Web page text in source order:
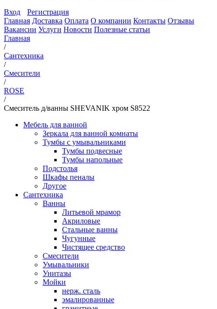
Вход
Регистрация
Главная Доставка Оплата О компании Контакты Отзывы
Вакансии Услуги Новости Полезные статьи
Главная
/
Сантехника
/
Смесители
/
ROSE
/
Смеситель д/ванны SHEVANIK хром S8522
Мебель для ванной
Зеркала для ванной комнаты
Тумбы с умывальниками
Тумбы подвесные
Тумбы напольные
Подстолья
Шкафы пеналы
Другое
Сантехника
Ванны
Литьевой мрамор
Акриловые
Стальные ванны
Чугунные
Чистящее средство
Смесители
Умывальники
Унитазы
Мойки
нерж. сталь
эмалированные